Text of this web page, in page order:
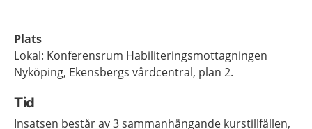
Plats
Lokal: Konferensrum Habiliteringsmottagningen
Nyköping, Ekensbergs vårdcentral, plan 2.
Tid
Insatsen består av 3 sammanhängande kurstillfällen,